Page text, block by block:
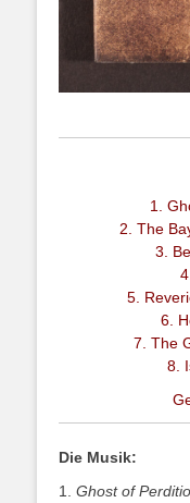
1.
2. The
3.
5.
6.
7. The
8.
Die Musik:
1. Ghost of